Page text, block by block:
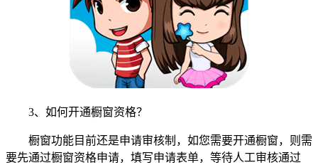
3、如何开通橱窗资格？
橱窗功能目前还是申请审核制，如您需要开通橱窗，则需
要先通过橱窗资格申请，填写申请表单，等待人工审核通过